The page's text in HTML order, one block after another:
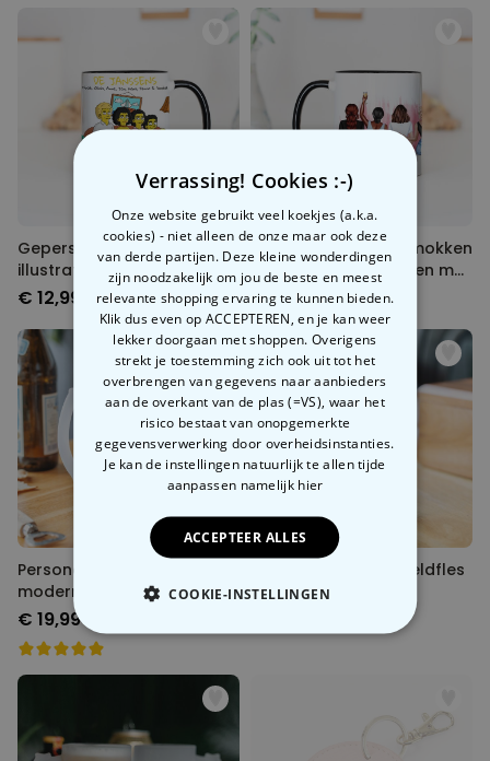
Gepersonaliseerde mokken
illustratie cartoon familie
€ 12,99
Gepersonaliseerde mokken
- illustratie vriendinnen met
tekst
€ 12,99
Personaliseerbare bierpul
modern
€ 19,99
Personaliseerbare veldfles
met tekst
Verrassing! Cookies :-)
Onze website gebruikt veel koekjes (a.k.a.
cookies) - niet alleen de onze maar ook deze
van derde partijen. Deze kleine wonderdingen
zijn noodzakelijk om jou de beste en meest
relevante shopping ervaring te kunnen bieden.
Klik dus even op ACCEPTEREN, en je kan weer
lekker doorgaan met shoppen. Overigens
strekt je toestemming zich ook uit tot het
overbrengen van gegevens naar aanbieders
aan de overkant van de plas (=VS), waar het
risico bestaat van onopgemerkte
gegevensverwerking door overheidsinstanties.
Je kan de instellingen natuurlijk te allen tijde
aanpassen namelijk hier
ACCEPTEER ALLES
COOKIE-INSTELLINGEN
NOODZAKELIJK
PERFORMANCE
MARKETING